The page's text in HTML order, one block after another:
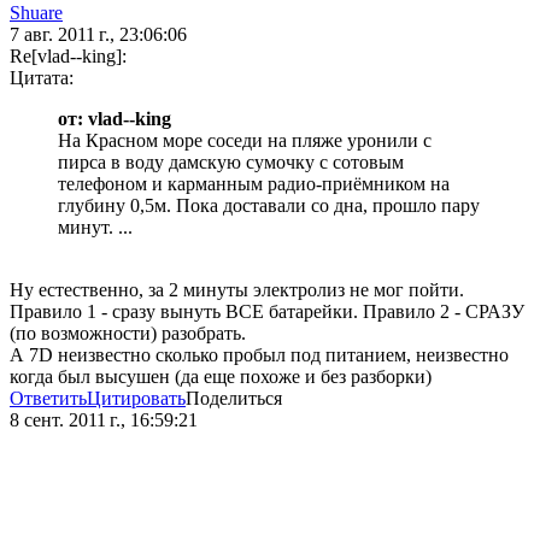
Shuare
7 авг. 2011 г., 23:06:06
Re[vlad--king]:
Цитата:
от: vlad--king
На Красном море соседи на пляже уронили с
пирса в воду дамскую сумочку с сотовым
телефоном и карманным радио-приёмником на
глубину 0,5м. Пока доставали со дна, прошло пару
минут. ...
Ну естественно, за 2 минуты электролиз не мог пойти.
Правило 1 - сразу вынуть ВСЕ батарейки. Правило 2 - СРАЗУ
(по возможности) разобрать.
А 7D неизвестно сколько пробыл под питанием, неизвестно
когда был высушен (да еще похоже и без разборки)
ОтветитьЦитироватьПоделиться
8 сент. 2011 г., 16:59:21